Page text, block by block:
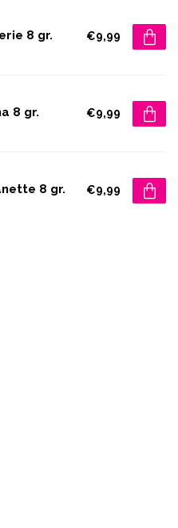
8 gr. €9,99
8 gr. €9,99
8 gr. €9,99